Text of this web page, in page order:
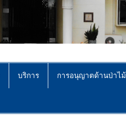
บริการ การอนุญาตด้านป่าไม้